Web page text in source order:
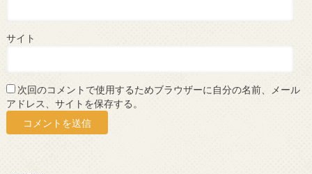
サイト
次回のコメントで使用するためブラウザーに自分の名前、メール
アドレス、サイトを保存する。